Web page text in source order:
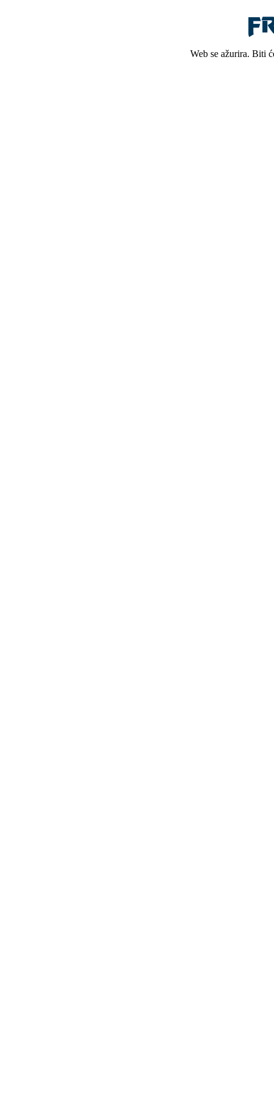
Web se ažurira. Biti